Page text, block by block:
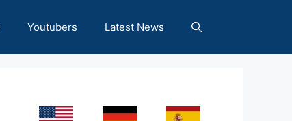
Youtubers Latest News